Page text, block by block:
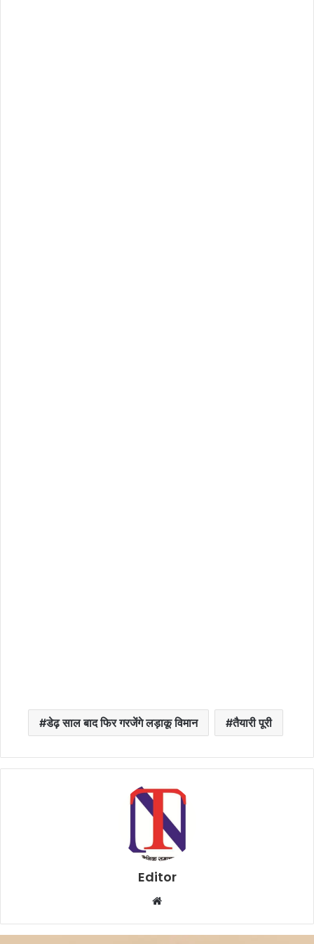
डेढ़ साल बाद फिर गरजेंगे लड़ाकू विमान तैयारी पूरी
Editor
b